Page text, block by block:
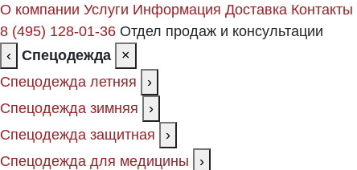
О компании Услуги Информация Доставка Контакты
8 (495) 128-01-36 Отдел продаж и консультации
‹
Спецодежда
×
Спецодежда летняя
›
Спецодежда зимняя
›
Спецодежда защитная
›
Спецодежда для медицины
›